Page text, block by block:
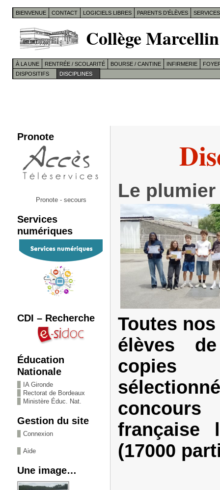
BIENVENUE CONTACT LOGICIELS LIBRES PARENTS D’ÉLÈVES
Collège
À LA UNE RENTRÉE / SCOLARITÉ BOURSE / CANTINE INFIRMERIE
DISPOSITIFS
DISCIPLINES
Pronote
Pronote - secours
Services
numériques
CDI – Recherche
Éducation
Nationale
IA Gironde
Rectorat de Bordeaux
Ministère Éduc. Nat.
Gestion du site
Connexion
Aide
Une image…
Le plumier
Toutes
élèves
française
(17000